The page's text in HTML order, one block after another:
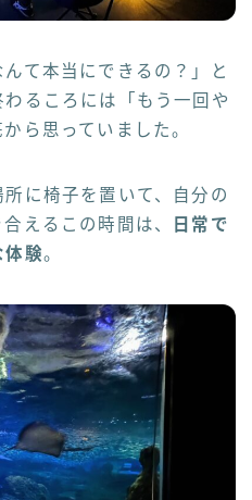
て本当にできるの？」と
るころには「もう一回や
ら思っていました。
に椅子を置いて、自分の
えるこの時間は、
日常で
体験。